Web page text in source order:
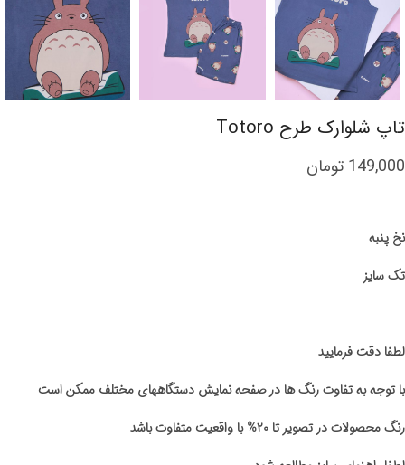
تاپ شلوارک طرح Totoro
149,000 تومان
نخ پنبه
تک سایز
لطفا دقت فرمایید
با توجه به تفاوت رنگ ها در صفحه نمایش دستگاههای مختلف ممکن است
رنگ محصولات در تصویر تا ۲۰% با واقعیت متفاوت باشد